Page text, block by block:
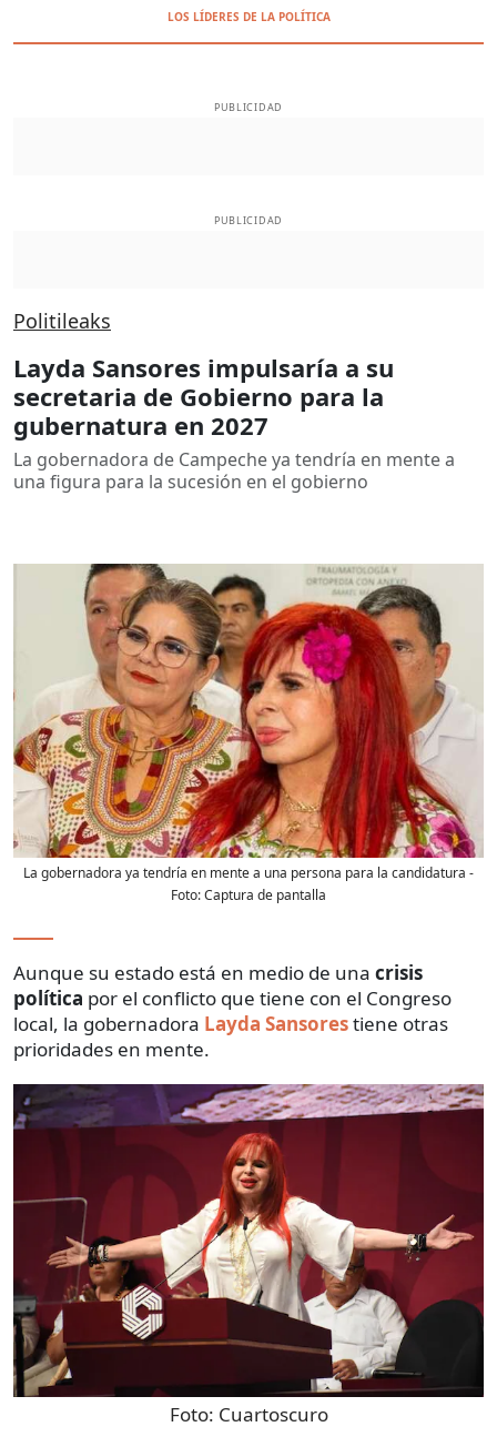
LOS LÍDERES DE LA POLÍTICA
PUBLICIDAD
PUBLICIDAD
Politileaks
Layda Sansores impulsaría a su
secretaria de Gobierno para la
gubernatura en 2027
La gobernadora de Campeche ya tendría en mente a
una figura para la sucesión en el gobierno
La gobernadora ya tendría en mente a una persona para la candidatura -
Foto:Captura de pantalla
Aunque su estado está en medio de una crisis
política por el conflicto que tiene con el Congreso
local, la gobernadora Layda Sansorestiene otras
prioridades en mente.
Foto: Cuartoscuro